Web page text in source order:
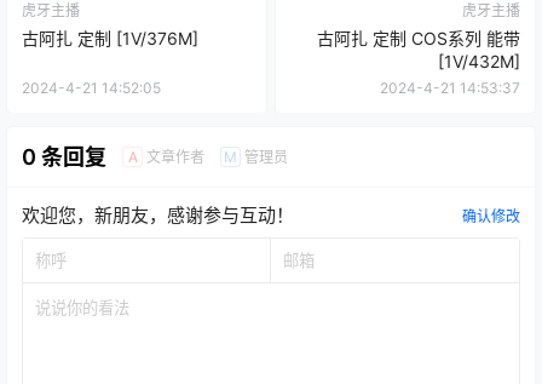
虎牙主播
古阿扎 定制 [1V/376M]
2024-4-21 14:52:05
虎牙主播
古阿扎 定制 COS系列 能带
[1V/432M]
2024-4-21 14:53:37
0 条回复 A 文章作者 M 管理员
欢迎您，新朋友，感谢参与互动！ 确认修改